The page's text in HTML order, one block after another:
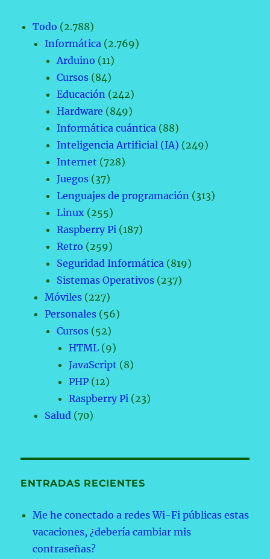
Todo (2.788)
Informática (2.769)
Arduino (11)
Cursos (84)
Educación (242)
Hardware (849)
Informática cuántica (88)
Inteligencia Artificial (IA) (249)
Internet (728)
Juegos (37)
Lenguajes de programación (313)
Linux (255)
Raspberry Pi (187)
Retro (259)
Seguridad Informática (819)
Sistemas Operativos (237)
Móviles (227)
Personales (56)
Cursos (52)
HTML (9)
JavaScript (8)
PHP (12)
Raspberry Pi (23)
Salud (70)
ENTRADAS RECIENTES
Me he conectado a redes Wi-Fi públicas estas
vacaciones, ¿debería cambiar mis
contraseñas?